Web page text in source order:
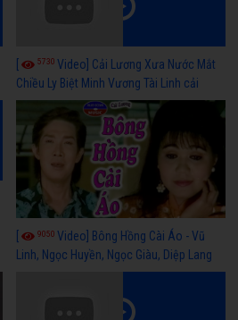
5730 Video] Cải Lương Xưa Nước Mắt
Chiều Ly Biệt Minh Vương Tài Linh cải
lương xã hội hay nhất
9050 Video] Bông Hồng Cài Áo - Vũ
Linh, Ngọc Huyền, Ngọc Giàu, Diệp Lang